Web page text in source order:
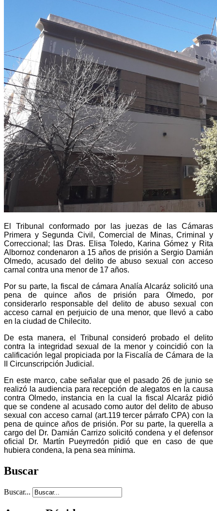
El Tribunal conformado por las juezas de las Cámaras
Primera y Segunda Civil, Comercial de Minas, Criminal y
Correccional; las Dras. Elisa Toledo, Karina Gómez y Rita
Albornoz condenaron a 15 años de prisión a Sergio Damián
Olmedo, acusado del delito de abuso sexual con acceso
carnal contra una menor de 17 años.
Por su parte, la fiscal de cámara Analía Alcaráz solicitó una
pena de quince años de prisión para Olmedo, por
considerarlo responsable del delito de abuso sexual con
acceso carnal en perjuicio de una menor, que llevó a cabo
en la ciudad de Chilecito.
De esta manera, el Tribunal consideró probado el delito
contra la integridad sexual de la menor y coincidió con la
calificación legal propiciada por la Fiscalía de Cámara de la
II Circunscripción Judicial.
En este marco, cabe señalar que el pasado 26 de junio se
realizó la audiencia para recepción de alegatos en la causa
contra Olmedo, instancia en la cual la fiscal Alcaráz pidió
que se condene al acusado como autor del delito de abuso
sexual con acceso carnal (art.119 tercer párrafo CPA) con la
pena de quince años de prisión. Por su parte, la querella a
cargo del Dr. Damián Carrizo solicitó condena y el defensor
oficial Dr. Martín Pueyrredón pidió que en caso de que
hubiera condena, la pena sea mínima.
Buscar
Buscar...